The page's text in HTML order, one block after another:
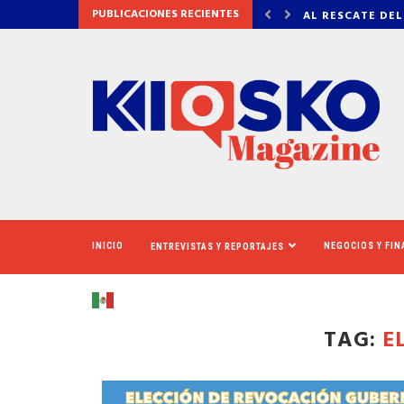
PUBLICACIONES RECIENTES
CINERAMA DOME VADHIR
INICIO ENTREVISTAS Y REPORTAJES NEGOCIOS Y
TAG: